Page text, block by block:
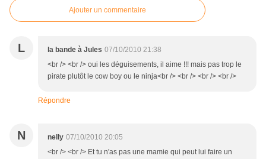
Ajouter un commentaire
L la bande à Jules 07/10/2010 21:38
<br /> <br /> oui les déguisements, il aime !!! mais pas trop le
pirate plutôt le cow boy ou le ninja<br /> <br /> <br /> <br />
Répondre
N nelly 07/10/2010 20:05
<br /> <br /> Et tu n'as pas une mamie qui peut lui faire un